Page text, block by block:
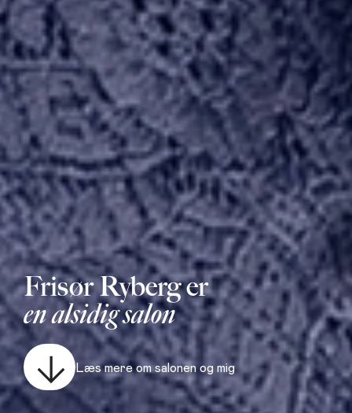
Frisør Ryberg er
en alsidig salon
Læs mere om salonen og mig